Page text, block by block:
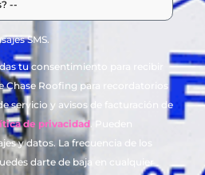
SMS.
tu consentimiento para recibir
Chase Roofing para recordatorios
servicio y avisos de facturación de
de privacidad. Pueden
y datos. La frecuencia de los
darte de baja en cualquier